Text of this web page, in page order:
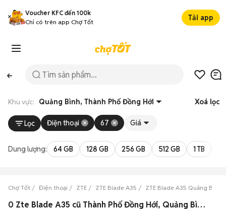
Voucher KFC đến 100k
Chỉ có trên app Chợ Tốt
Tải app
Khu vực: Quảng Bình, Thành Phố Đồng Hới Xoá lọc
Lọc Điện thoại 67 Giá
Dung lượng: 64 GB 128 GB 256 GB 512 GB 1 TB
Chợ Tốt Điện thoại ZTE ZTE Blade A35 ZTE Blade A35 Quảng Bình
0 Zte Blade A35 cũ Thành Phố Đồng Hới, Quảng Bình đẹp